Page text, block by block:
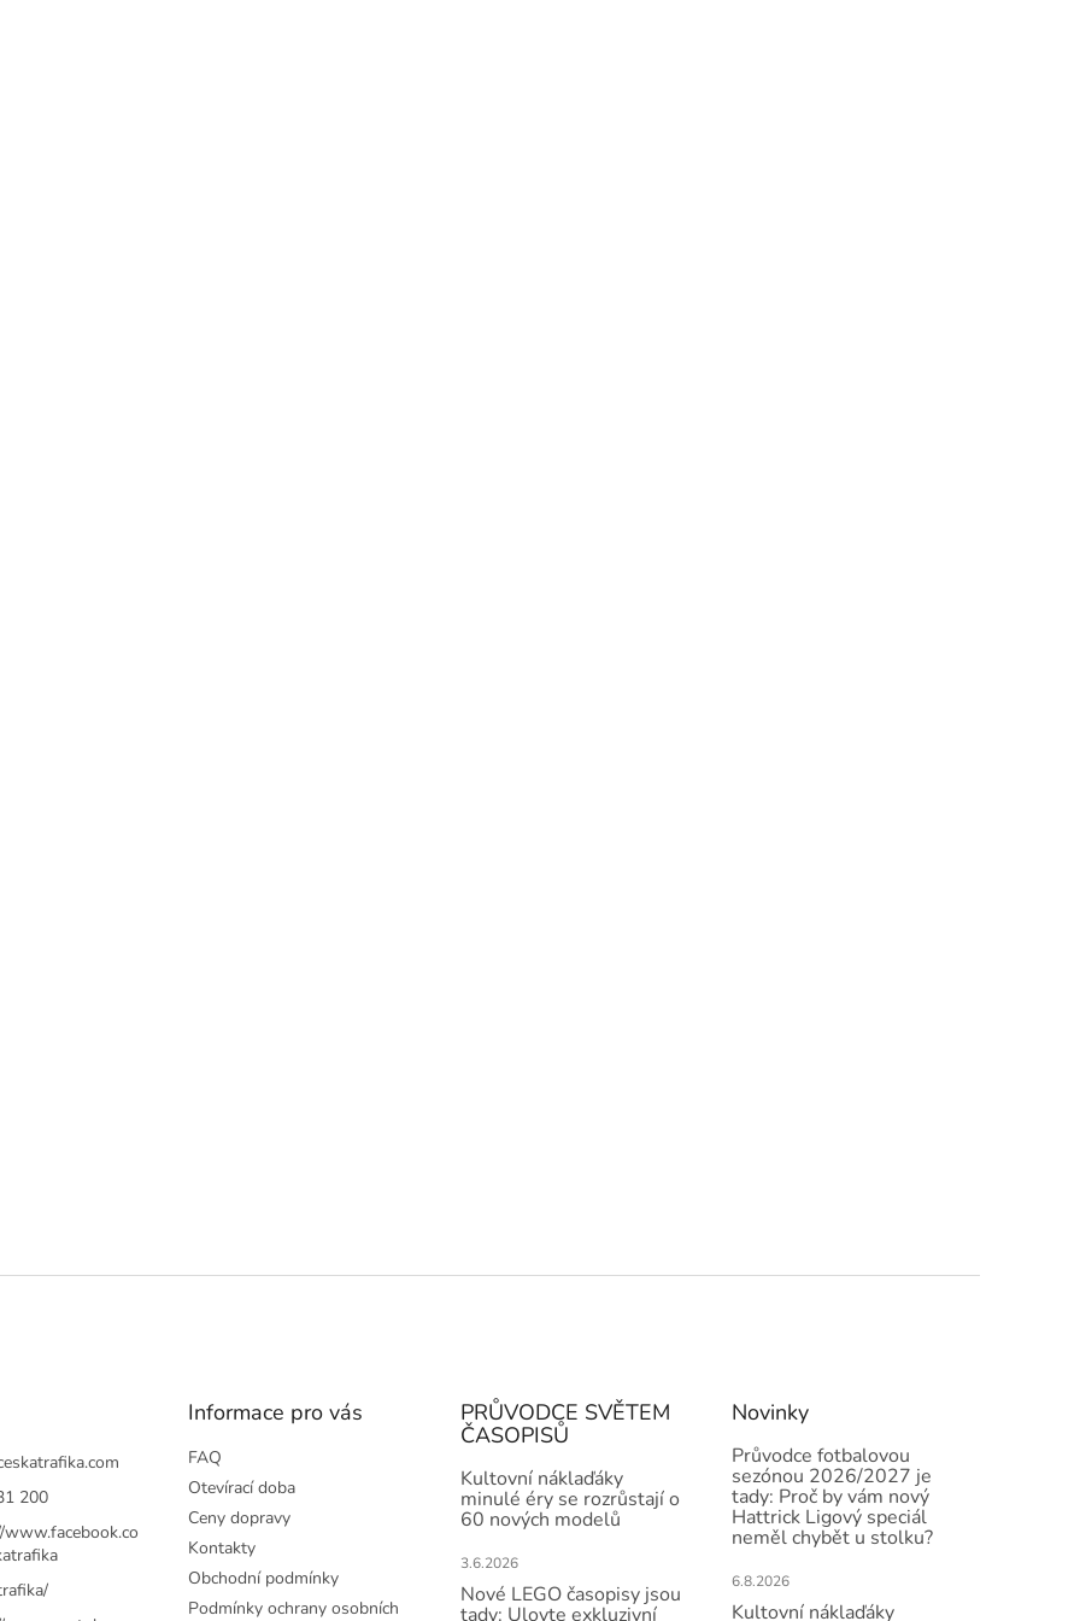
200
Informace pro vás
FAQ
Otevírací doba
Ceny dopravy
Kontakty
Obchodní podmínky
Podmínky ochrany osobních
PRŮVODCE SVĚTEM
ČASOPISŮ
Kultovní náklaďáky
minulé éry se rozrůstají o
60 nových modelů
3.6.2026
Nové LEGO časopisy jsou
tady: Ulovte exkluzivní
Novinky
Průvodce fotbalovou
sezónou 2026/2027 je
tady: Proč by vám nový
Hattrick Ligový speciál
neměl chybět u stolku?
6.8.2026
Kultovní náklaďáky